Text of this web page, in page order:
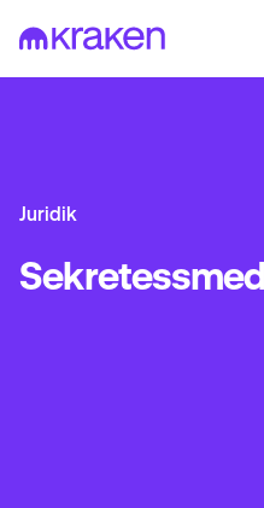
Juridik